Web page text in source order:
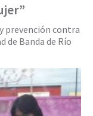
prevención contra
de Banda de Río